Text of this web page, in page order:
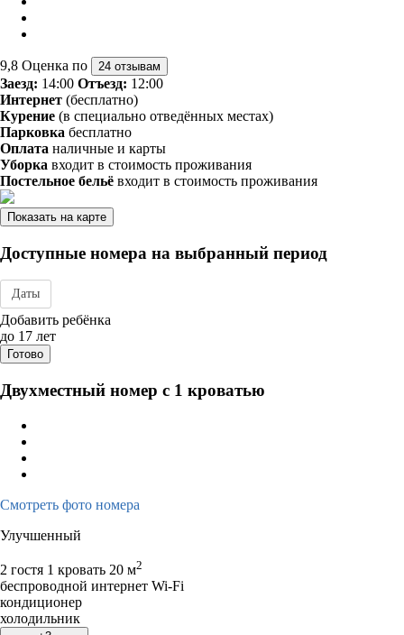
9,8 Оценка по 24 отзывам
Заезд: 14:00 Отъезд: 12:00
Интернет (бесплатно)
Курение (в специально отведённых местах)
Парковка бесплатно
Оплата наличные и карты
Уборка входит в стоимость проживания
Постельное бельё входит в стоимость проживания
Показать на карте
Доступные номера на выбранный период
Даты
Дата заезда - отъезда
Добавить ребёнка
до 17 лет
Готово
Двухместный номер с 1 кроватью
Смотреть фото номера
Улучшенный
2 гостя 1 кровать 20 м2
беспроводной интернет Wi-Fi
кондиционер
холодильник